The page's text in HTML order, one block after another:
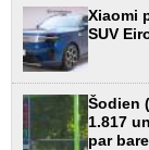
Xiaomi
SUV
Šodien
1.817
par